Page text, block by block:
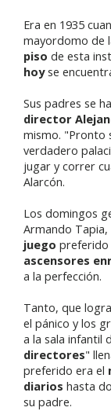
Era en 1935
mayordomo de
piso de esta
hoyse
Sus padres se
director
mismo. "Pronto
verdadero
jugar y correr
Alarcón.
Los domingos
Armando
juego preferido
ascensores
a la perfección.
Tanto, que
el pánico y los
a la sala infantil
directores"
preferido era el
diarios hasta
su padre.